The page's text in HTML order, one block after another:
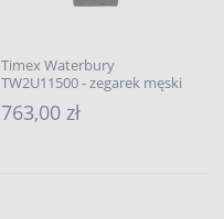
Timex Waterbury
TW2U11500 - zegarek męski
763,00 zł